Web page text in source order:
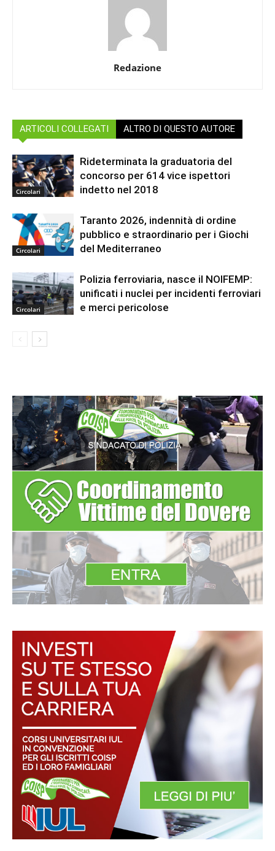
Redazione
ARTICOLI COLLEGATI ALTRO DI QUESTO AUTORE
Circolari
Rideterminata la graduatoria del
concorso per 614 vice ispettori
indetto nel 2018
Circolari
Taranto 2026, indennità di ordine
pubblico e straordinario per i Giochi
del Mediterraneo
Circolari
Polizia ferroviaria, nasce il NOIFEMP:
unificati i nuclei per incidenti ferroviari
e merci pericolose